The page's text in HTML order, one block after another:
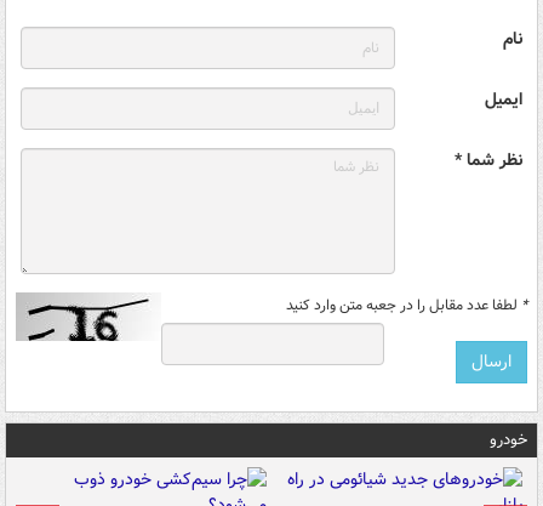
نام
ایمیل
نظر شما *
* لطفا عدد مقابل را در جعبه متن وارد کنید
خودرو